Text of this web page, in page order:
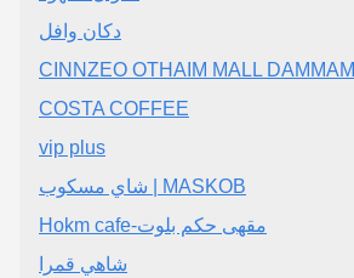
دكان وافل
CINNZEO OTHAIM MALL DAMMAM
COSTA COFFEE
vip plus
شاي مسكوب | MASKOB
Hokm cafe-مقهى حكم بلوت
شاهي قمرا